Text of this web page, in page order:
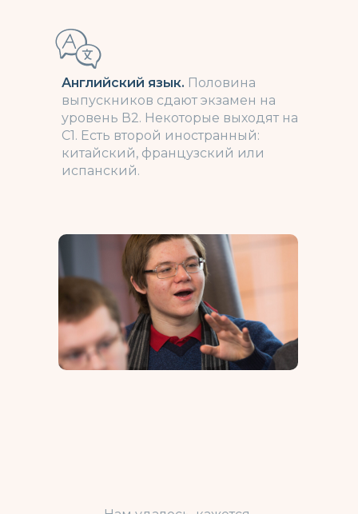
Английский язык. Половина
выпускников сдают экзамен на
уровень В2. Некоторые выходят на
С1. Есть второй иностранный:
китайский, французский или
испанский.
Хотите учиться